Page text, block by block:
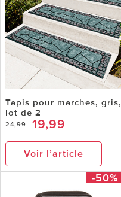
Tapis pour marches, gris,
lot de 2
24,99 19,99
Voir l’article
-50%